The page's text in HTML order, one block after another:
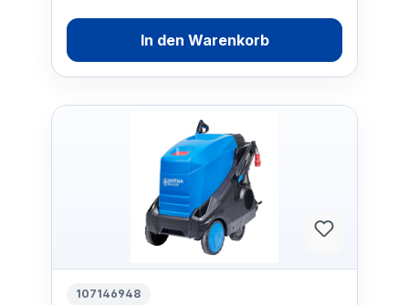
In den Warenkorb
107146948